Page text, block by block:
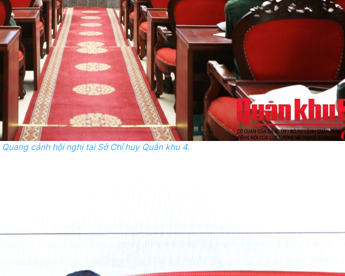
Quang cảnh hội nghị tại Sở Chỉ huy Quân khu 4.